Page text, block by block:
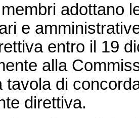
adottano
e
entro il 19
alla
tavola di
direttiva.